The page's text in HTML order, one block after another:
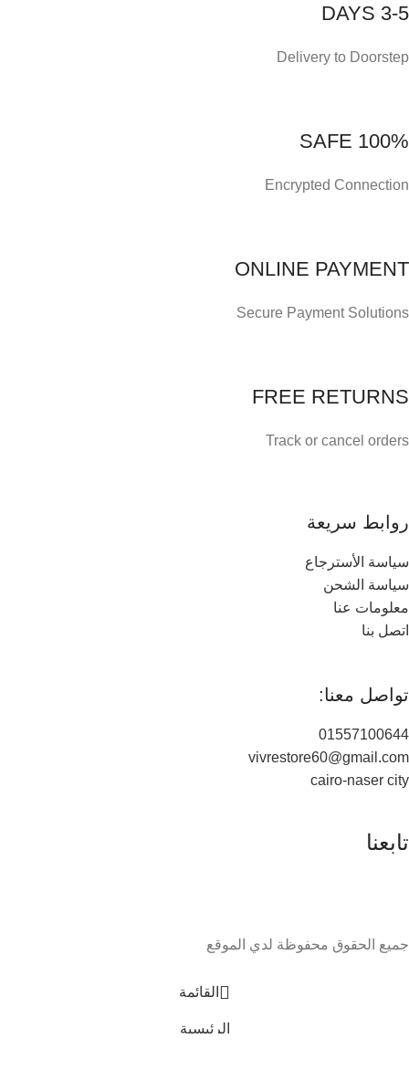
FREE RETURNS
Track or cancel orders
ONLINE PAYMENT
Secure Payment Solutions
100% SAFE
Encrypted Connection
3-5 DAYS
Delivery to Doorstep
روابط سريعة
سياسة الأسترجاع
سياسة الشحن
معلومات عنا
اتصل بنا
تواصل معنا:
01557100644
vivrestore60@gmail.com
cairo-naser city
تابعنا
جميع الحقوق محفوظة لدي الموقع
القائمة
الرئيسية